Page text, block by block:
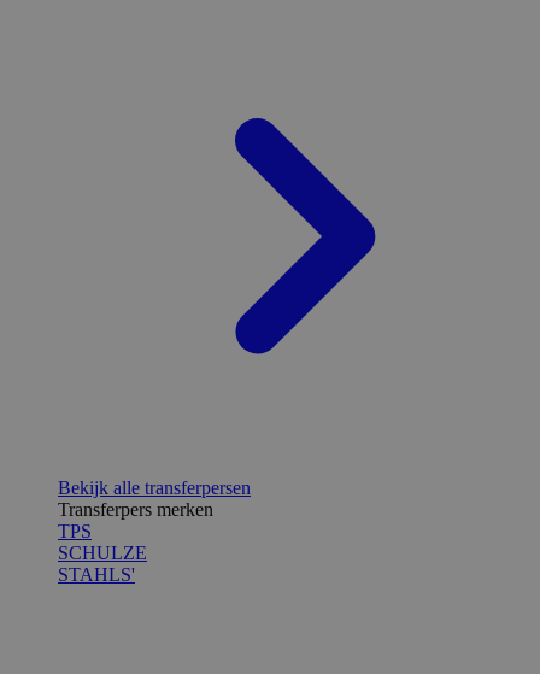
Bekijk alle transferpersen
Transferpers merken
TPS
SCHULZE
STAHLS'